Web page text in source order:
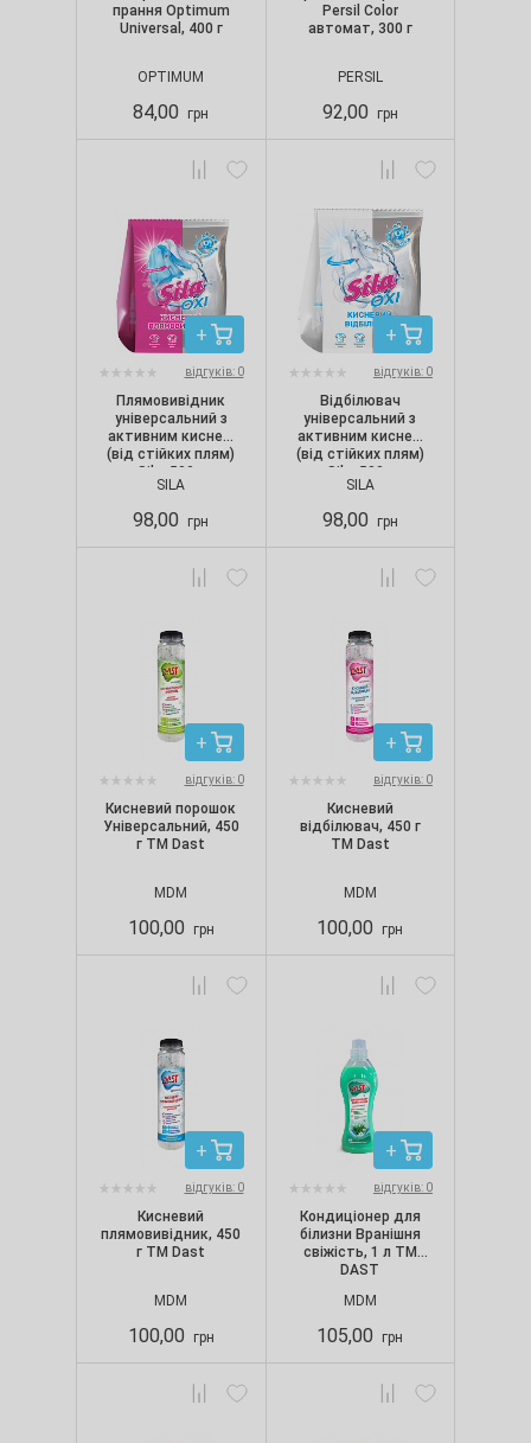
прання Optimum
Universal, 400 г
OPTIMUM
84,00 грн
Persil Color
автомат, 300 г
PERSIL
92,00 грн
відгуків: 0
Плямовивідник
універсальний з
активним киснем
(від стійких плям)
Sila, 500 г
SILA
98,00 грн
відгуків: 0
Відбілювач
універсальний з
активним киснем
(від стійких плям)
Sila, 500 г
SILA
98,00 грн
відгуків: 0
Кисневий порошок
Універсальний, 450
г TM Dast
MDM
100,00 грн
відгуків: 0
Кисневий
відбілювач, 450 г
TM Dast
MDM
100,00 грн
відгуків: 0
Кисневий
плямовивідник, 450
г TM Dast
MDM
100,00 грн
відгуків: 0
Кондиціонер для
білизни Вранішня
свіжість, 1 л ТМ
DAST
MDM
105,00 грн